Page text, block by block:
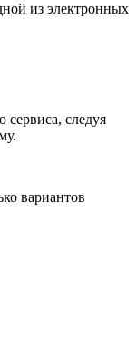
из электронных
сервиса, следуя
вариантов